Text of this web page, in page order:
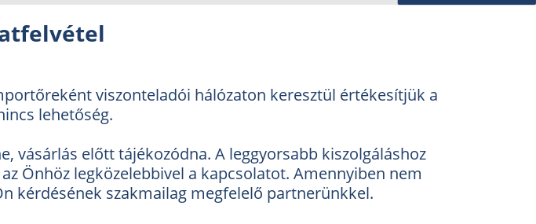
viszonteladói hálózaton keresztül értékesítjük a
lehetőség.
vásárlás előtt tájékozódna. A leggyorsabb kiszolgáláshoz
Önhöz legközelebbivel a kapcsolatot. Amennyiben nem
kérdésének szakmailag megfelelő partnerünkkel.